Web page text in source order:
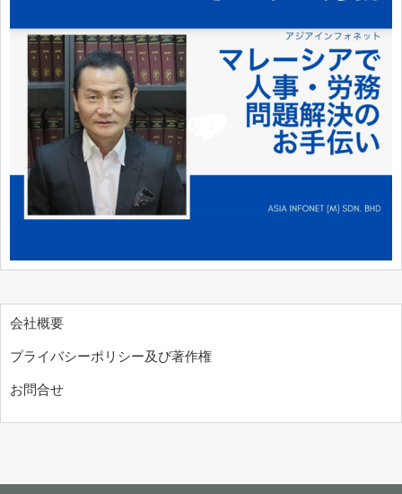
会社概要
プライバシーポリシー及び著作権
お問合せ